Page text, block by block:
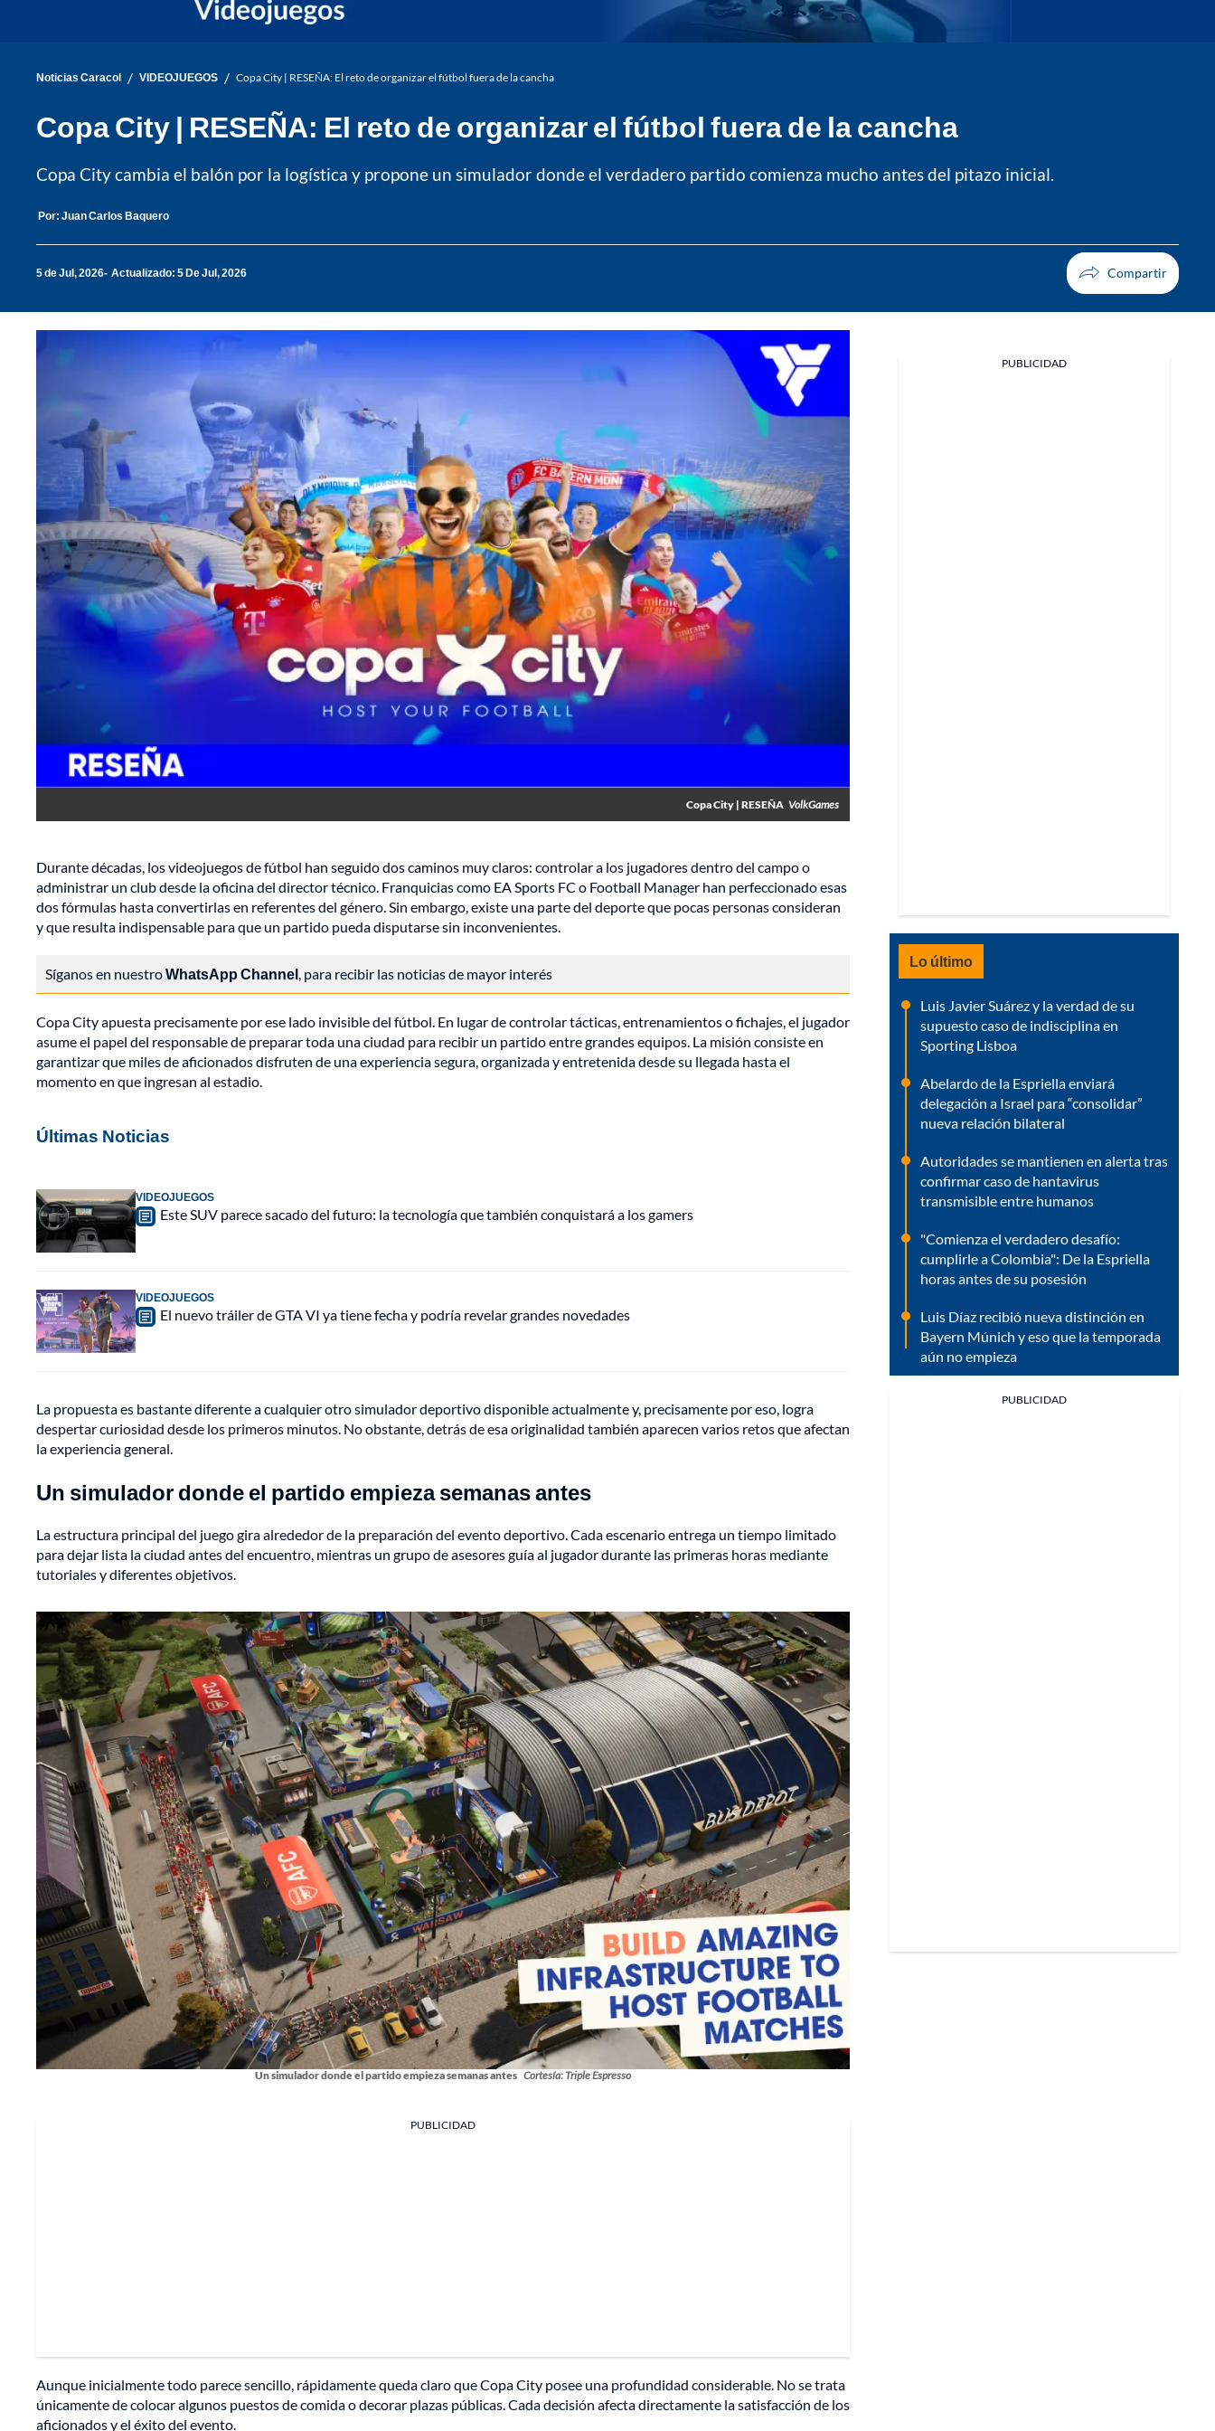
Noticias Caracol / VIDEOJUEGOS / Copa City | RESEÑA: El reto de organizar el fútbol fuera de la cancha
Copa City | RESEÑA: El reto de organizar el fútbol fuera de la cancha
Copa City cambia el balón por la logística y propone un simulador donde el verdadero partido comienza mucho antes del pitazo inicial.
Por: Juan Carlos Baquero
5 de Jul, 2026 Actualizado: 5 De Jul, 2026
Copa City | RESEÑA VolkGames
Durante décadas, los videojuegos de fútbol han seguido dos caminos muy claros: controlar a los jugadores dentro del campo o
administrar un club desde la oficina del director técnico. Franquicias como EA Sports FC o Football Manager han perfeccionado esas
dos fórmulas hasta convertirlas en referentes del género. Sin embargo, existe una parte del deporte que pocas personas consideran
y que resulta indispensable para que un partido pueda disputarse sin inconvenientes.
Síganos en nuestroWhatsApp Channel, para recibir las noticias de mayor interés
Copa City apuesta precisamente por ese lado invisible del fútbol. En lugar de controlar tácticas, entrenamientos o fichajes, el jugador
asume el papel del responsable de preparar toda una ciudad para recibir un partido entre grandes equipos. La misión consiste en
garantizar que miles de aficionados disfruten de una experiencia segura, organizada y entretenida desde su llegada hasta el
momento en que ingresan al estadio.
Últimas Noticias
VIDEOJUEGOS
Este SUV parece sacado del futuro: la tecnología que también conquistará a los gamers
VIDEOJUEGOS
El nuevo tráiler de GTA VI ya tiene fecha y podría revelar grandes novedades
La propuesta es bastante diferente a cualquier otro simulador deportivo disponible actualmente y, precisamente por eso, logra
despertar curiosidad desde los primeros minutos. No obstante, detrás de esa originalidad también aparecen varios retos que afectan
la experiencia general.
Un simulador donde el partido empieza semanas antes
La estructura principal del juego gira alrededor de la preparación del evento deportivo. Cada escenario entrega un tiempo limitado
para dejar lista la ciudad antes del encuentro, mientras un grupo de asesores guía al jugador durante las primeras horas mediante
tutoriales y diferentes objetivos.
Un simulador donde el partido empieza semanas antes Cortesía: Triple Espresso
PUBLICIDAD
Aunque inicialmente todo parece sencillo, rápidamente queda claro que Copa City posee una profundidad considerable. No se trata
únicamente de colocar algunos puestos de comida o decorar plazas públicas. Cada decisión afecta directamente la satisfacción de los
aficionados y el éxito del evento.
PUBLICIDAD
Lo último
Luis Javier Suárez y la verdad de su
supuesto caso de indisciplina en
Sporting Lisboa
Abelardo de la Espriella enviará
delegación a Israel para “consolidar”
nueva relación bilateral
Autoridades se mantienen en alerta tras
confirmar caso de hantavirus
transmisible entre humanos
"Comienza el verdadero desafío:
cumplirle a Colombia": De la Espriella
horas antes de su posesión
Luis Díaz recibió nueva distinción en
Bayern Múnich y eso que la temporada
aún no empieza
PUBLICIDAD